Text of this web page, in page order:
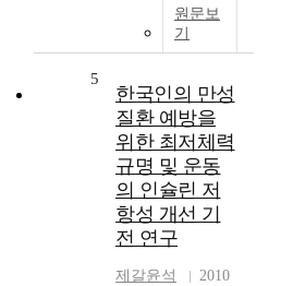
원문보
기
5
한국인의 만성
질환 예방을
위한 최저체력
규명 및 운동
의 인슐린 저
항성 개선 기
전 연구
제갈윤석
2010